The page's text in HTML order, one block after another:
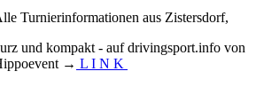
Turnierinformationen aus Zistersdorf,
und kompakt - auf drivingsport.info von
→ L I N K